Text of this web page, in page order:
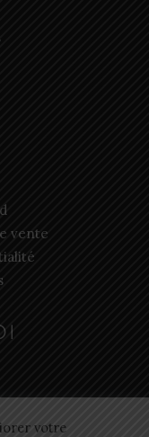
vente
votre